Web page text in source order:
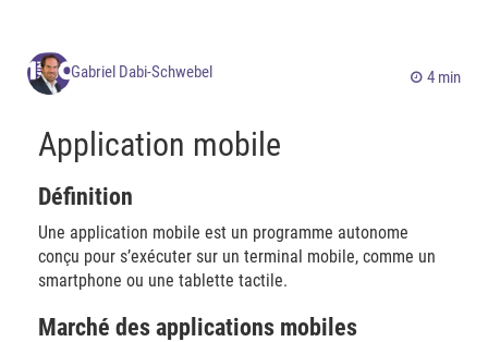
Gabriel Dabi-Schwebel 4 min
Application mobile
Définition
Une application mobile est un programme autonome
conçu pour s’exécuter sur un terminal mobile, comme un
smartphone ou une tablette tactile.
Marché des applications mobiles